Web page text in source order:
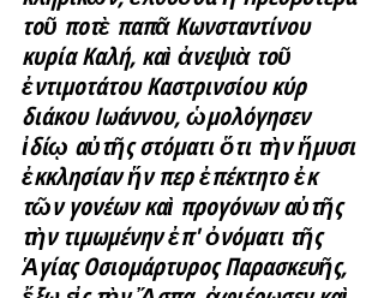
τοῦ ποτὲ παπᾶ Κωνσταντίνου
κυρία Καλή, καὶ ἀνεψιὰ τοῦ
ἐντιμοτάτου Καστρινσίου κύρ
διάκου Ιωάννου, ὡμολόγησεν
ἰδίῳ αὐτῆς στόματι ὅτι τὴν ἥμυσι
ἐκκλησίαν ἥν περ ἐπέκτητο ἐκ
τῶν γονέων καὶ προγόνων αὐτῆς
τὴν τιμωμένην ἐπ' ὀνόματι τῆς
Ἁγίας Οσιομάρτυρος Παρασκευῆς,